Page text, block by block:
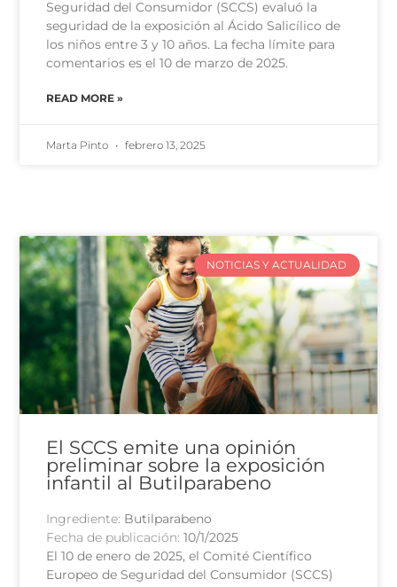
Seguridad del Consumidor (SCCS) evaluó la
seguridad de la exposición al Ácido Salicílico de
los niños entre 3 y 10 años. La fecha límite para
comentarios es el 10 de marzo de 2025.
READ MORE »
Marta Pinto febrero 13, 2025
NOTICIAS Y ACTUALIDAD
El SCCS emite una opinión
preliminar sobre la exposición
infantil al Butilparabeno
Ingrediente: Butilparabeno
Fecha de publicación:10/1/2025
El 10 de enero de 2025, el Comité Científico
Europeo de Seguridad del Consumidor (SCCS)